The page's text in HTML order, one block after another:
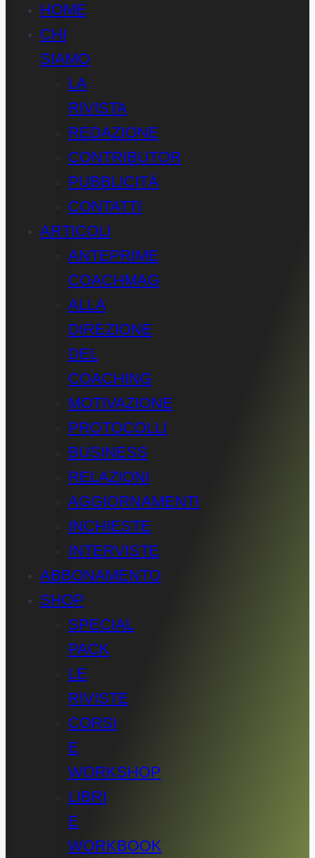
HOME
CHI
SIAMO
LA
RIVISTA
REDAZIONE
CONTRIBUTOR
PUBBLICITÀ
CONTATTI
ARTICOLI
ANTEPRIME
COACHMAG
ALLA
DIREZIONE
DEL
COACHING
MOTIVAZIONE
PROTOCOLLI
BUSINESS
RELAZIONI
AGGIORNAMENTI
INCHIESTE
INTERVISTE
ABBONAMENTO
SHOP
SPECIAL
PACK
LE
RIVISTE
CORSI
E
WORKSHOP
LIBRI
E
WORKBOOK